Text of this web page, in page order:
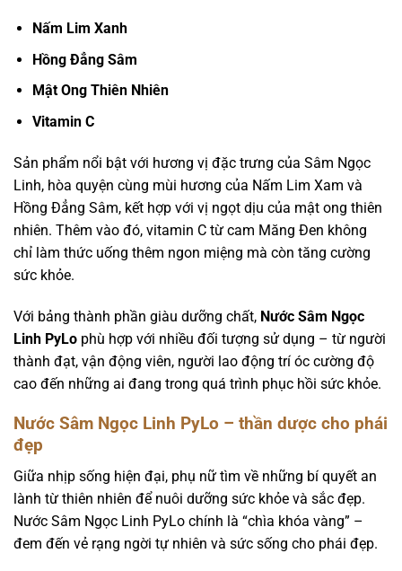
Nấm Lim Xanh
Hồng Đẳng Sâm
Mật Ong Thiên Nhiên
Vitamin C
Sản phẩm nổi bật với hương vị đặc trưng của Sâm Ngọc
Linh, hòa quyện cùng mùi hương của Nấm Lim Xam và
Hồng Đẳng Sâm, kết hợp với vị ngọt dịu của mật ong thiên
nhiên. Thêm vào đó, vitamin C từ cam Măng Đen không
chỉ làm thức uống thêm ngon miệng mà còn tăng cường
sức khỏe.
Với bảng thành phần giàu dưỡng chất, Nước Sâm Ngọc
Linh PyLo phù hợp với nhiều đối tượng sử dụng – từ người
thành đạt, vận động viên, người lao động trí óc cường độ
cao đến những ai đang trong quá trình phục hồi sức khỏe.
Nước Sâm Ngọc Linh PyLo – thần dược cho phái
đẹp
Giữa nhịp sống hiện đại, phụ nữ tìm về những bí quyết an
lành từ thiên nhiên để nuôi dưỡng sức khỏe và sắc đẹp.
Nước Sâm Ngọc Linh PyLo chính là “chìa khóa vàng” –
đem đến vẻ rạng ngời tự nhiên và sức sống cho phái đẹp.